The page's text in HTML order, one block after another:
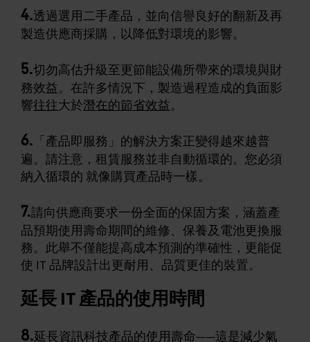
4.透過選用二手產品，並向信譽良好的翻新及再
製造供應商採購，以降低對環境的影響。
5.切勿高估升級至更節能設備所帶來的環境與財
務效益。在許多情況下，製造過程造成的負面影
響往往大於潛在的節省效益。
6. 「產品即服務」的解決方案正變得越來越普
遍。請注意，租賃服務並非自動循環的。您必須
納入循環的 就像購買產品時一樣。
7.請向供應商要求一份全面的保固方案，涵蓋產
品預期使用壽命期間的維修、保養及電池更換服
務。此舉不僅能提高成本預測的準確性，更能促
使 IT 品牌設計出更耐用、品質更佳的裝置。
延長 IT 產品的使用時間
8.延長資訊科技產品的使用壽命——這是減少氣